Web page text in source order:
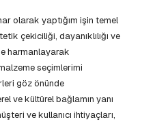
olarak yaptığım işin temel
çekiciliği, dayanıklılığı ve
harmanlayarak
seçimlerimi
göz önünde
ve kültürel bağlamın yanı
ve kullanıcı ihtiyaçları,